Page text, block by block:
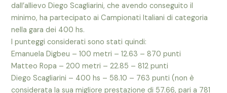
dall’allievo Diego Scagliarini, che avendo conseguito il
minimo, ha partecipato ai Campionati Italiani di categoria
nella gara dei 400 hs.
I punteggi considerati sono stati quindi:
Emanuela Digbeu – 100 metri – 12.63 – 870 punti
Matteo Ropa – 200 metri – 22.85 – 812 punti
Diego Scagliarini – 400 hs – 58.10 – 763 punti (non è
considerata la sua migliore prestazione di 57.66, pari a 781